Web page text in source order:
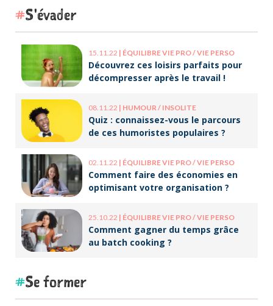
S'évader
15.11.22 | ÉQUILIBRE VIE PRO / VIE PERSO
Découvrez ces loisirs parfaits pour
décompresser après le travail !
08.11.22 | HUMOUR / INSOLITE
Quiz : connaissez-vous le parcours
de ces humoristes populaires ?
02.11.22 | ÉQUILIBRE VIE PRO / VIE PERSO
Comment faire des économies en
optimisant votre organisation ?
25.10.22 | ÉQUILIBRE VIE PRO / VIE PERSO
Comment gagner du temps grâce
au batch cooking ?
Se former